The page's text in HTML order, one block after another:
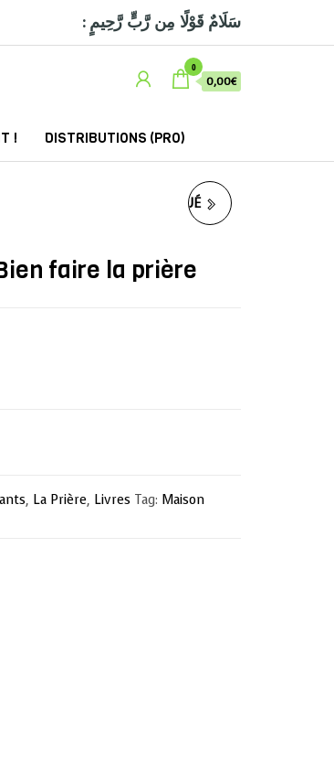
: سَلَامٌ قَوْلًا مِن رَّبٍّ رَّحِيمٍ
0
0,00€
! DISTRIBUTIONS (PRO)
LE RAMADAN EXPLIQUÉ
faire la prière
, La Prière, Livres Tag: Maison